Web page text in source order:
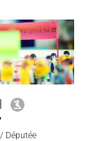
Députée